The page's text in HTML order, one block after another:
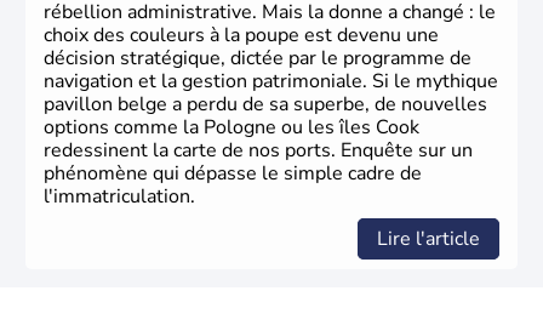
rébellion administrative. Mais la donne a changé : le
choix des couleurs à la poupe est devenu une
décision stratégique, dictée par le programme de
navigation et la gestion patrimoniale. Si le mythique
pavillon belge a perdu de sa superbe, de nouvelles
options comme la Pologne ou les îles Cook
redessinent la carte de nos ports. Enquête sur un
phénomène qui dépasse le simple cadre de
l'immatriculation.
Lire l'article